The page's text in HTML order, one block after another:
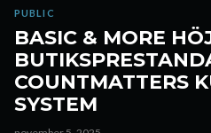
PUBLIC
BASIC & MORE
COUNTMATTERS
SYSTEM